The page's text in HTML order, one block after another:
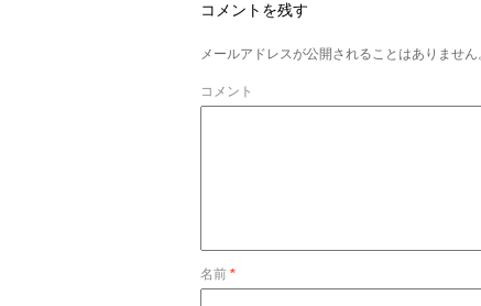
コメントを残す
メールアドレスが公開されることはありません
コメント
名前 *